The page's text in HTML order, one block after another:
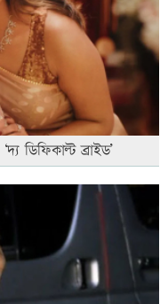
ডিফিকাল্ট ব্রাইড’